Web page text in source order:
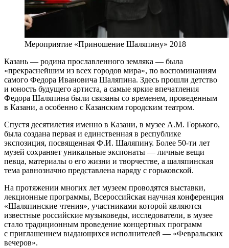
Мероприятие «Приношение Шаляпину» 2018
Казань — родина прославленного земляка — была
«прекраснейшим из всех городов мира», по воспоминаниям
самого Федора Ивановича Шаляпина. Здесь прошли детство
и юность будущего артиста, а самые яркие впечатления
Федора Шаляпина были связаны со временем, проведенным
в Казани, а особенно с Казанским городским театром.
Спустя десятилетия именно в Казани, в музее А.М. Горького,
была создана первая и единственная в республике
экспозиция, посвященная Ф.И. Шаляпину. Более 50-ти лет
музей сохраняет уникальные экспонаты — личные вещи
певца, материалы о его жизни и творчестве, а шаляпинская
тема равнозначно представлена наряду с горьковской.
На протяжении многих лет музеем проводятся выставки,
лекционные программы, Всероссийская научная конференция
«Шаляпинские чтения», участниками которой являются
известные российские музыковеды, исследователи, в музее
стало традиционным проведение концертных программ
с приглашением выдающихся исполнителей — «Февральских
вечеров».